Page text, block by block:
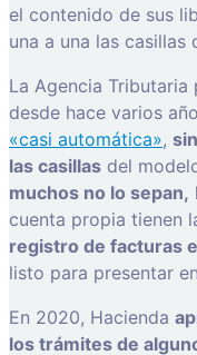
el contenido de sus
una a una las casillas
La Agencia
desde hace varios
«casi automática»,
las casillas del
muchos no lo sepan,
cuenta propia tienen
registro de facturas
listo para presentar
En 2020, Hacienda
los trámites de